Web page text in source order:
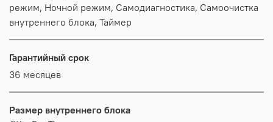
режим, Ночной режим, Самодиагностика, Самоочистка
внутреннего блока, Таймер
Гарантийный срок
36 месяцев
Размер внутреннего блока